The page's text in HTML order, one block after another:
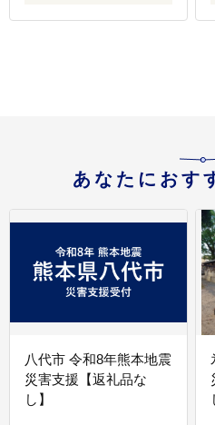
ス券 パッケージ旅行
あなたにおす
八代市 令和8年熊本地震
災害支援【返礼品な
し】